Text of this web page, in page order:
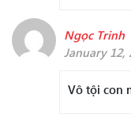
Ngọc Trinh
January 12,
Vô tội con